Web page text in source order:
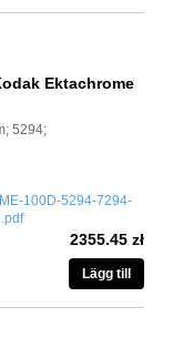
Ektachrome
5294;
100D-5294-7294-
2355.45 zł
Lägg till